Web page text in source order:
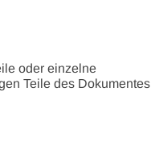
oder einzelne
Teile des Dokumentes